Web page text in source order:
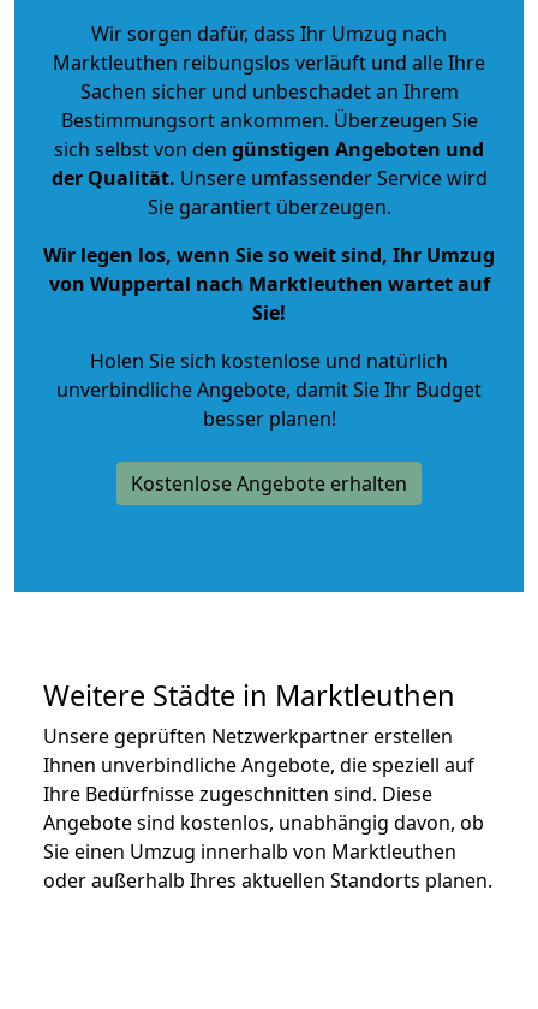
Wir sorgen dafür, dass Ihr Umzug nach
Marktleuthen reibungslos verläuft und alle Ihre
Sachen sicher und unbeschadet an Ihrem
Bestimmungsort ankommen. Überzeugen Sie
sich selbst von den günstigen Angeboten und
der Qualität. Unsere umfassender Service wird
Sie garantiert überzeugen.
Wir legen los, wenn Sie so weit sind, Ihr Umzug
von Wuppertal nach Marktleuthen wartet auf
Sie!
Holen Sie sich kostenlose und natürlich
unverbindliche Angebote, damit Sie Ihr Budget
besser planen!
Kostenlose Angebote erhalten
Weitere Städte in Marktleuthen
Unsere geprüften Netzwerkpartner erstellen
Ihnen unverbindliche Angebote, die speziell auf
Ihre Bedürfnisse zugeschnitten sind. Diese
Angebote sind kostenlos, unabhängig davon, ob
Sie einen Umzug innerhalb von Marktleuthen
oder außerhalb Ihres aktuellen Standorts planen.